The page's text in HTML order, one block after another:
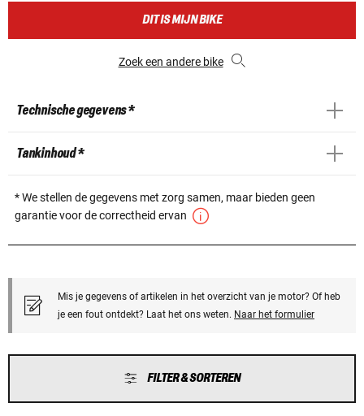
DIT IS MIJN BIKE
Zoek een andere bike
Technische gegevens *
Tankinhoud *
* We stellen de gegevens met zorg samen, maar bieden geen
garantie voor de correctheid ervan
Mis je gegevens of artikelen in het overzicht van je motor? Of heb
je een fout ontdekt? Laat het ons weten. Naar het formulier
FILTER & SORTEREN